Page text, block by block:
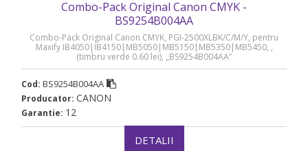
Combo-Pack Original Canon CMYK -
BS9254B004AA
Combo-Pack Original Canon CMYK, PGI-2500XLBK/C/M/Y, pentru
Maxify IB4050|IB4150|MB5050|MB5150|MB5350|MB5450, ,
(timbru verde 0.60 lei), „BS9254B004AA”
Cod: BS9254B004AA
Producator: CANON
Garantie: 12
DETALII